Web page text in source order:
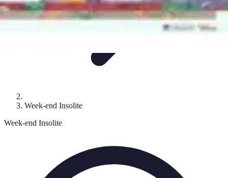
Week-end Insolite
Week-end Insolite